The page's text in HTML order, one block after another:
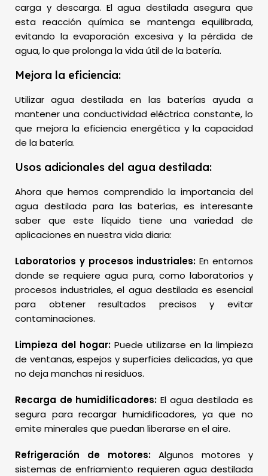
carga y descarga. El agua destilada asegura que
esta reacción química se mantenga equilibrada,
evitando la evaporación excesiva y la pérdida de
agua, lo que prolonga la vida útil de la batería.
Mejora la eficiencia:
Utilizar agua destilada en las baterías ayuda a
mantener una conductividad eléctrica constante, lo
que mejora la eficiencia energética y la capacidad
de la batería.
Usos adicionales del agua destilada:
Ahora que hemos comprendido la importancia del
agua destilada para las baterías, es interesante
saber que este líquido tiene una variedad de
aplicaciones en nuestra vida diaria:
Laboratorios y procesos industriales: En entornos
donde se requiere agua pura, como laboratorios y
procesos industriales, el agua destilada es esencial
para obtener resultados precisos y evitar
contaminaciones.
Limpieza del hogar: Puede utilizarse en la limpieza
de ventanas, espejos y superficies delicadas, ya que
no deja manchas ni residuos.
Recarga de humidificadores: El agua destilada es
segura para recargar humidificadores, ya que no
emite minerales que puedan liberarse en el aire.
Refrigeración de motores: Algunos motores y
sistemas de enfriamiento requieren agua destilada